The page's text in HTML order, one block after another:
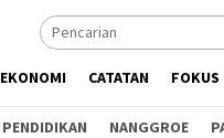
EKONOMI CATATAN FOKUS
PENDIDIKAN NANGGROE